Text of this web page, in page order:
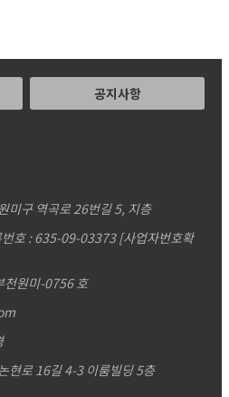
공지사항
미구 역곡로 26번길 5, 지층
번호 : 635-09-03373[사업자번호확
천원미-0756 호
현로 16길 4-3 이룸빌딩 5층